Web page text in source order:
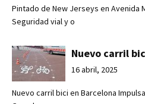
Pintado de New Jerseys en Avenida
Seguridad vial y o
Nuevo carril
16 abril, 2025
Nuevo carril bici en Barcelona